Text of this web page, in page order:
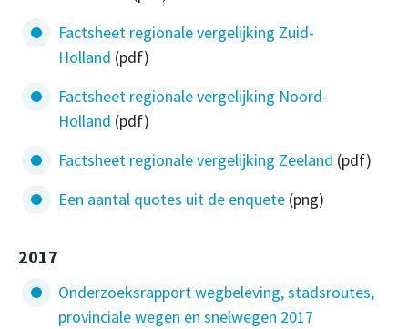
Factsheet regionale vergelijking Zuid-
Holland (pdf)
Factsheet regionale vergelijking Noord-
Holland (pdf)
Factsheet regionale vergelijking Zeeland (pdf)
Een aantal quotes uit de enquete (png)
2017
Onderzoeksrapport wegbeleving, stadsroutes,
provinciale wegen en snelwegen 2017